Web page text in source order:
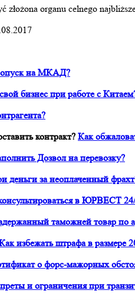
złożona organu celnego
на МКАД?
бизнес при работе с
контракт? Как
Дозвол на перевозку?
деньги за неоплаченный
в ЮРВЕСТ
таможней товар по
избежать штрафа в размере
о форс-мажорных
и ограничения при